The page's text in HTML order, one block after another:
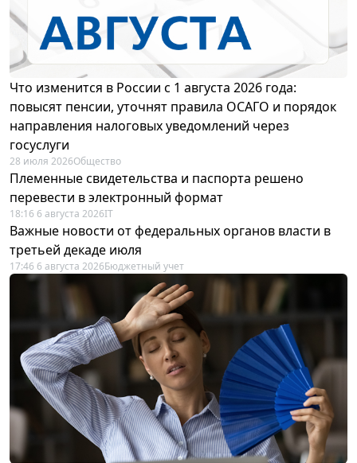
Что изменится в России с 1 августа 2026 года:
повысят пенсии, уточнят правила ОСАГО и порядок
направления налоговых уведомлений через
госуслуги
28 июля 2026Общество
Племенные свидетельства и паспорта решено
перевести в электронный формат
18:16 6 августа 2026IT
Важные новости от федеральных органов власти в
третьей декаде июля
17:46 6 августа 2026Бюджетный учет